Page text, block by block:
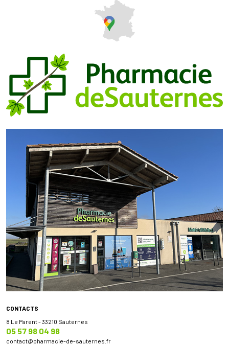
CONTACTS
8 Le Parent - 33210 Sauternes
05 57 98 04 98
contact@pharmacie-de-sauternes.fr